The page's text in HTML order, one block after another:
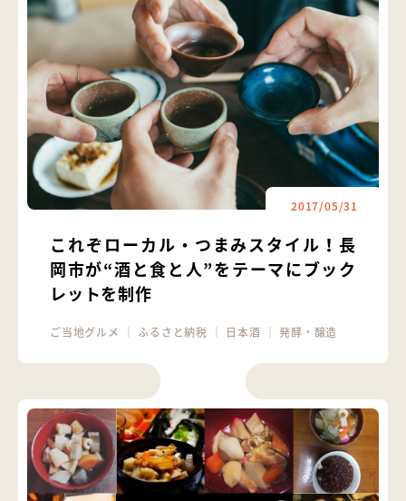
2017/05/31
これぞローカル・つまみスタイル！長
岡市が“酒と食と人”をテーマにブック
レットを制作
ご当地グルメ ｜ふるさと納税 ｜ 日本酒 ｜発酵・醸造